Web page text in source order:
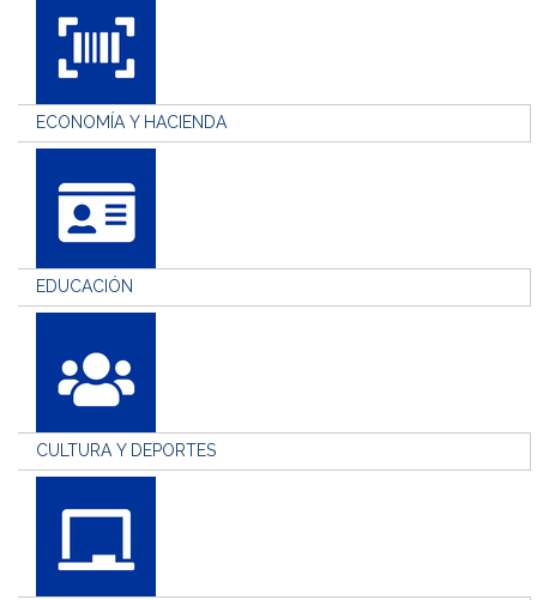
ECONOMÍA Y HACIENDA
EDUCACIÓN
CULTURA Y DEPORTES